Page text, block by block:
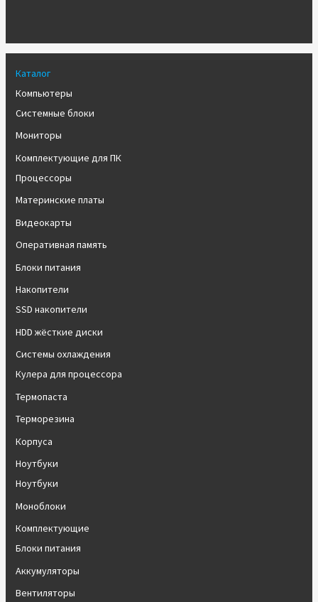
Каталог
Компьютеры
Системные блоки
Мониторы
Комплектующие для ПК
Процессоры
Материнские платы
Видеокарты
Оперативная память
Блоки питания
Накопители
SSD накопители
HDD жёсткие диски
Системы охлаждения
Кулера для процессора
Термопаста
Терморезина
Корпуса
Ноутбуки
Ноутбуки
Моноблоки
Комплектующие
Блоки питания
Аккумуляторы
Вентиляторы